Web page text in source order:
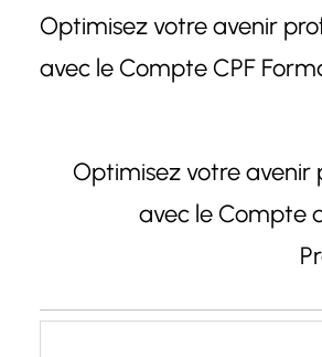
Optimisez votre avenir
avec le Compte CPF
Optimisez votre avenir
avec le Compte